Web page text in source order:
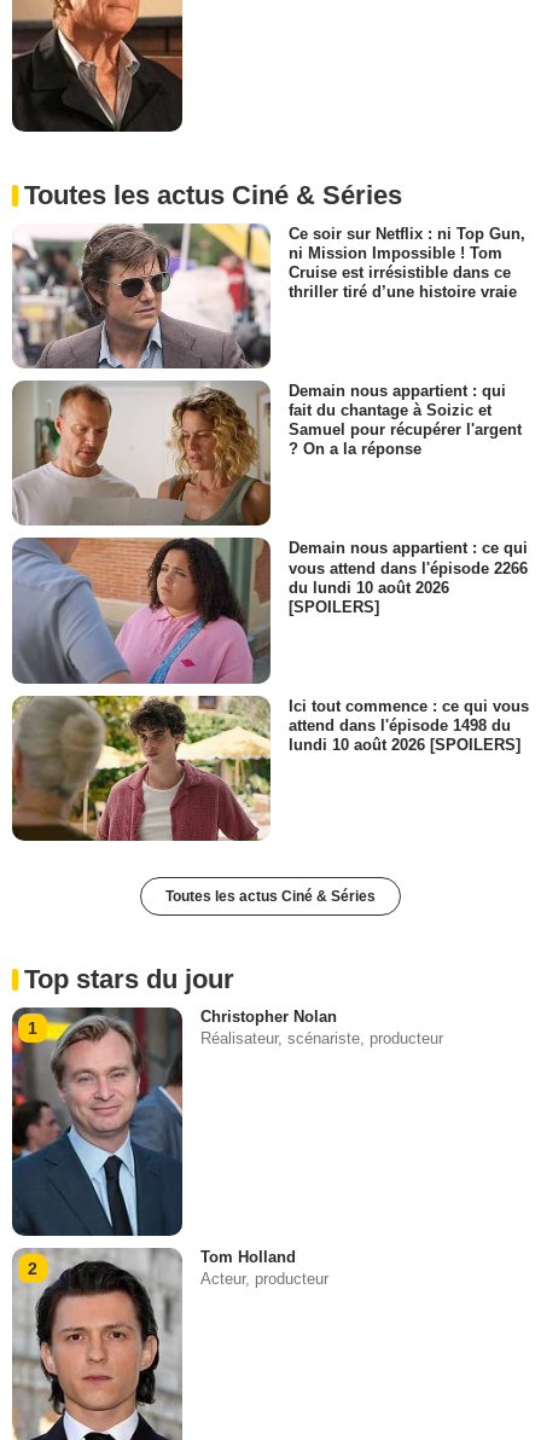
Toutes les actus Ciné & Séries
Ce soir sur Netflix : ni Top Gun,
ni Mission Impossible ! Tom
Cruise est irrésistible dans ce
thriller tiré d’une histoire vraie
Demain nous appartient : qui
fait du chantage à Soizic et
Samuel pour récupérer l'argent
? On a la réponse
Demain nous appartient : ce qui
vous attend dans l'épisode 2266
du lundi 10 août 2026
[SPOILERS]
Ici tout commence : ce qui vous
attend dans l'épisode 1498 du
lundi 10 août 2026 [SPOILERS]
Toutes les actus Ciné & Séries
Top stars du jour
1
Christopher Nolan
Réalisateur, scénariste, producteur
2
Tom Holland
Acteur, producteur